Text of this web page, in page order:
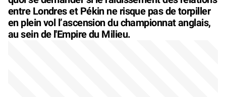
entre Londres et Pékin ne risque pas de torpiller
en plein vol l’ascension du championnat anglais,
au sein de l'Empire du Milieu.